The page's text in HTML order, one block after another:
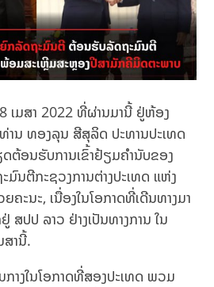
ເມສາ 2022 ທີ່ຜ່ານມານີ້ ຢູ່ຫ້ອງ
ານ ທອງລຸນ ສີສຸລິດ ປະທານປະເທດ
ຕ້ອນຮັບການເຂົ້າຢ້ຽມຄຳນັບຂອງ
ນຕີກະຊວງການຕ່າງປະເທດ ແຫ່ງ
ະນະ, ເນື່ອງໃນໂອກາດທີ່ເດີນທາງມາ
ສປປ ລາວ ຢ່າງເປັນທາງການ ໃນ
ານີ້.
າງໃນໂອກາດທີ່ສອງປະເທດ ພວມ